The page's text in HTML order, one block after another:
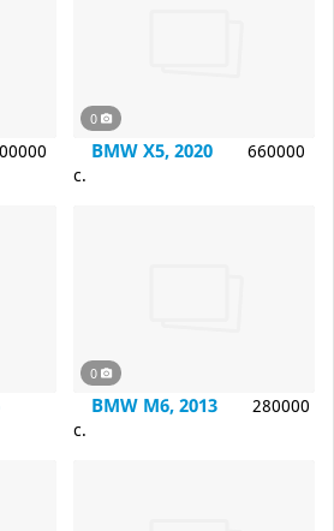
0
BMW X5, 2020
660000
c.
0
BMW M6, 2013
280000
c.